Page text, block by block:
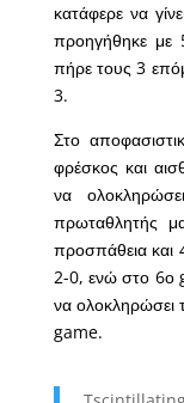
κατάφερε να
προηγήθηκε
πήρε τους 3
3.
Στο
φρέσκος και
να
πρωταθλητής
προσπάθεια και
2-0, ενώ στο 6ο
να ολοκληρώσει
game.